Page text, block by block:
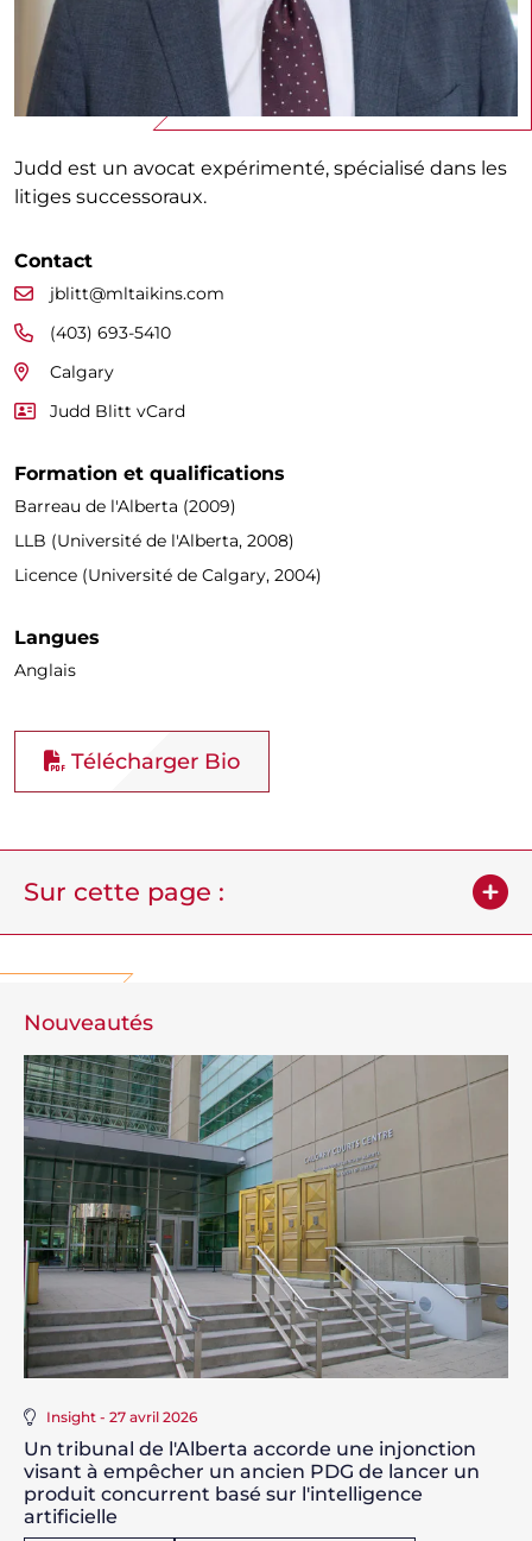
Judd est un avocat expérimenté, spécialisé dans les
litiges successoraux.
Contact
jblitt@mltaikins.com
(403) 693-5410
Calgary
Judd Blitt vCard
Formation et qualifications
Barreau de l'Alberta (2009)
LLB (Université de l'Alberta, 2008)
Licence (Université de Calgary, 2004)
Langues
Anglais
Télécharger Bio
Sur cette page :
Nouveautés
Insight - 27 avril 2026
Un tribunal de l'Alberta accorde une injonction
visant à empêcher un ancien PDG de lancer un
produit concurrent basé sur l'intelligence
artificielle